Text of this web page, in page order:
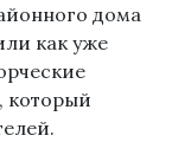
дома
как уже
который